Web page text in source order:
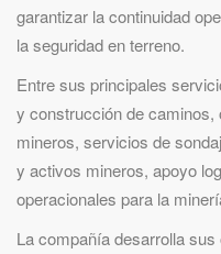
garantizar la continuidad
la seguridad en terreno.
Entre sus principales
y construcción de caminos,
mineros, servicios de
y activos mineros, apoyo
operacionales para la
La compañía desarrolla